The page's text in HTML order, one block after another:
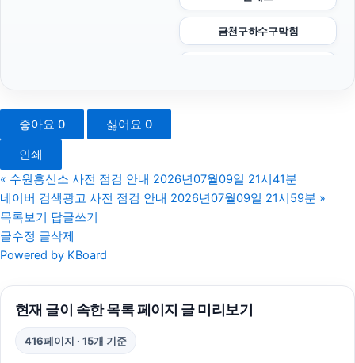
금천구하수구막힘
용인형사변호사
도봉하수구막힘
부천이혼전문변호사
좋아요 0 싫어요 0
인쇄
« 수원흥신소 사전 점검 안내 2026년07월09일 21시41분
네이버 검색광고 사전 점검 안내 2026년07월09일 21시59분 »
목록보기
답글쓰기
글수정 글삭제
Powered by KBoard
현재 글이 속한 목록 페이지 글 미리보기
416페이지 · 15개 기준